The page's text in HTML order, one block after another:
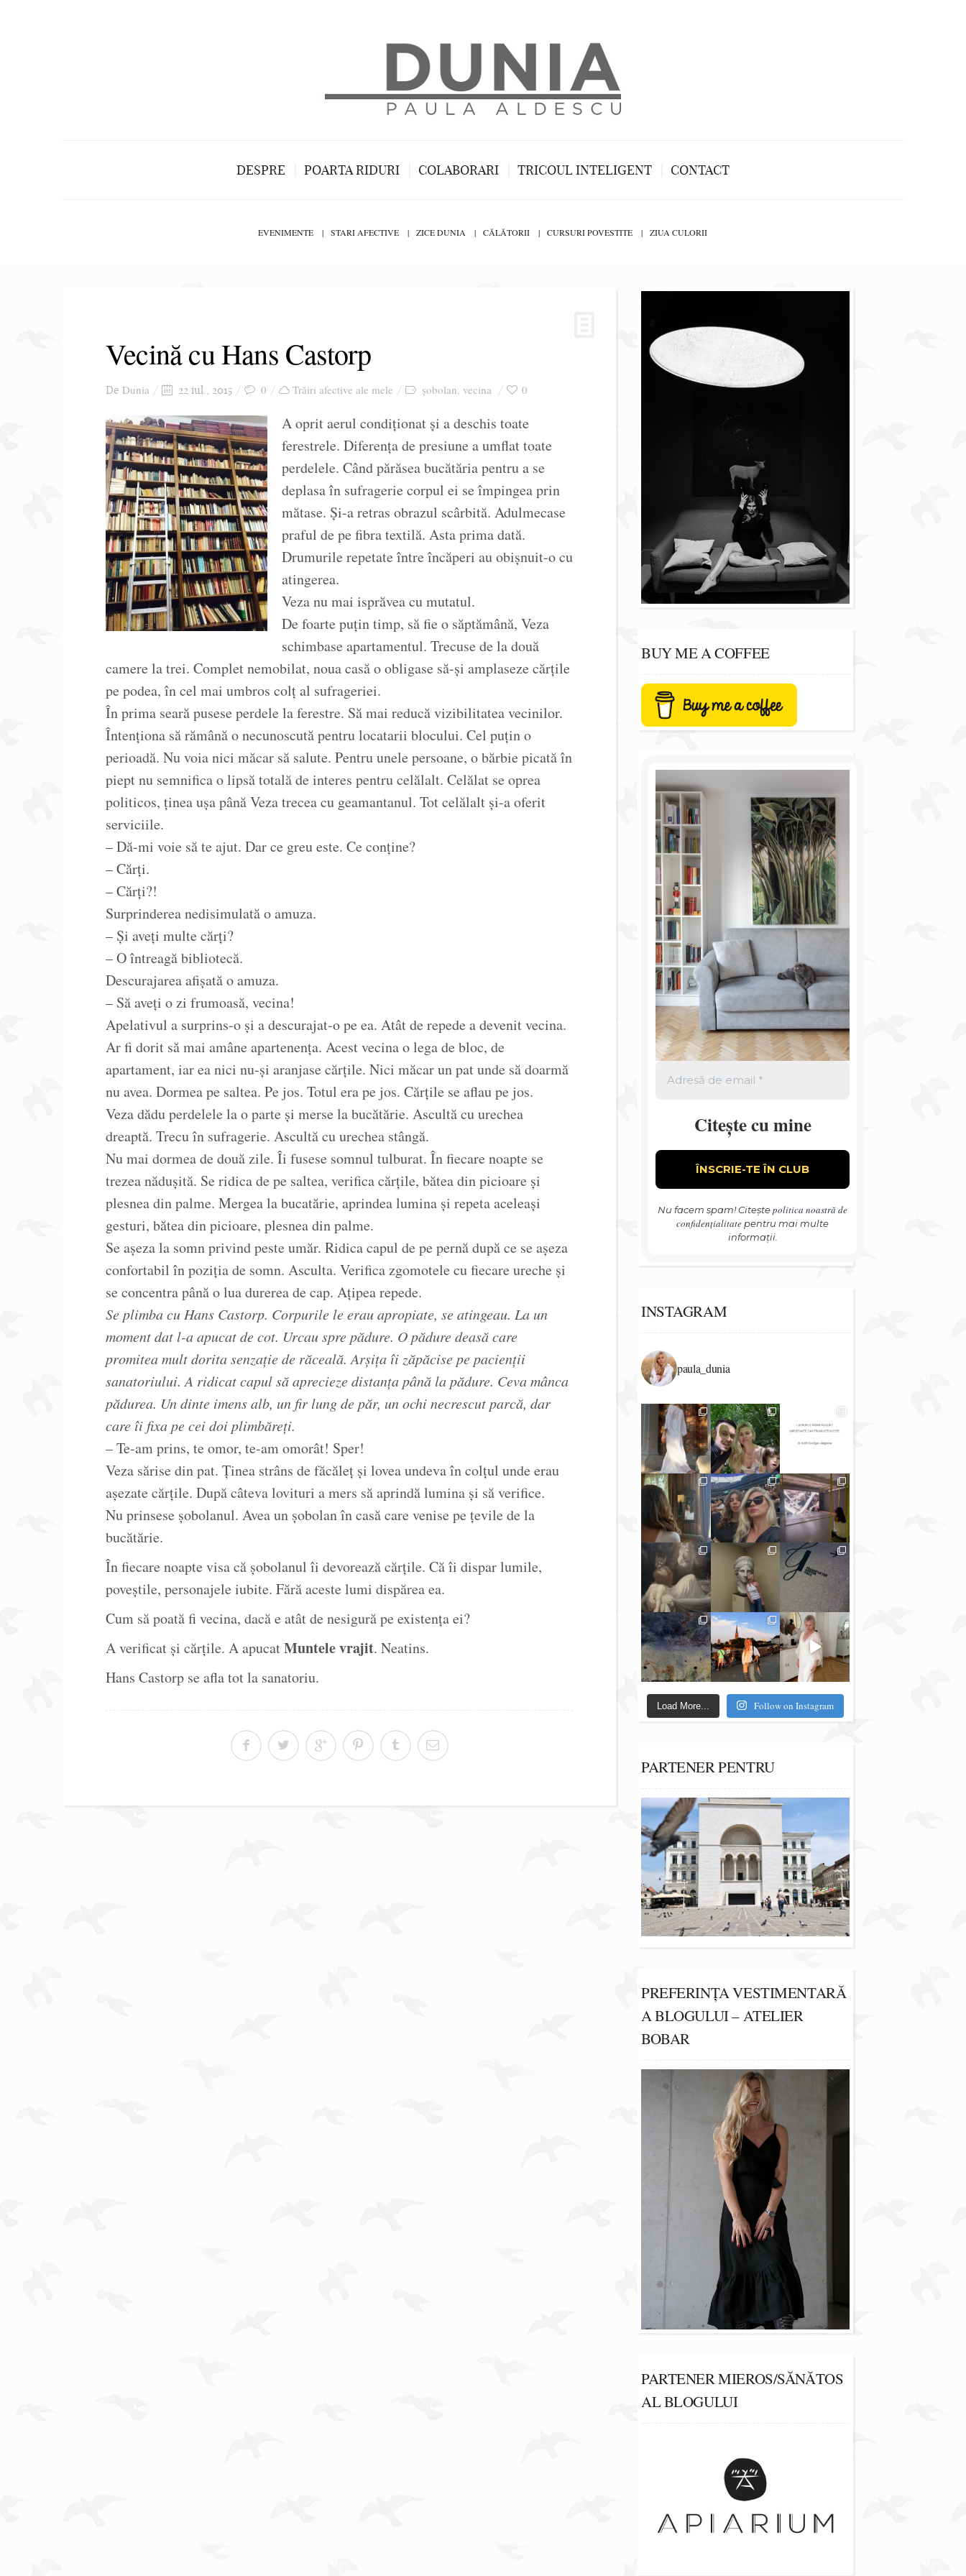
DESPRE POARTA RIDURI COLABORARI TRICOUL INTELIGENT CONTACT
EVENIMENTE STARI AFECTIVE ZICE DUNIA CĂLĂTORII CURSURI POVESTITE ZIUA CULORII
Vecină cu Hans Castorp
De Dunia 22 iul., 2015 0 Trăiri afective ale mele șobolan, vecina 0
A oprit aerul condiționat și a deschis toate
ferestrele. Diferența de presiune a umflat toate
perdelele. Când părăsea bucătăria pentru a se
deplasa în sufragerie corpul ei se împingea prin
mătase. Și-a retras obrazul scârbită. Adulmecase
praful de pe fibra textilă. Asta prima dată.
Drumurile repetate între încăperi au obișnuit-o cu
atingerea.
Veza nu mai isprăvea cu mutatul.
De foarte puțin timp, să fie o săptămână, Veza
schimbase apartamentul. Trecuse de la două
camere la trei. Complet nemobilat, noua casă o obligase să-și amplaseze cărțile
pe podea, în cel mai umbros colț al sufrageriei.
În prima seară pusese perdele la ferestre. Să mai reducă vizibilitatea vecinilor.
Întenționa să rămână o necunoscută pentru locatarii blocului. Cel puțin o
perioadă. Nu voia nici măcar să salute. Pentru unele persoane, o bărbie picată în
piept nu semnifica o lipsă totală de interes pentru celălalt. Celălat se oprea
politicos, ținea ușa până Veza trecea cu geamantanul. Tot celălalt și-a oferit
serviciile.
– Dă-mi voie să te ajut. Dar ce greu este. Ce conține?
– Cărți.
– Cărți?!
Surprinderea nedisimulată o amuza.
– Și aveți multe cărți?
– O întreagă bibliotecă.
Descurajarea afișată o amuza.
– Să aveți o zi frumoasă, vecina!
Apelativul a surprins-o și a descurajat-o pe ea. Atât de repede a devenit vecina.
Ar fi dorit să mai amâne apartenența. Acest vecina o lega de bloc, de
apartament, iar ea nici nu-și aranjase cărțile. Nici măcar un pat unde să doarmă
nu avea. Dormea pe saltea. Pe jos. Totul era pe jos. Cărțile se aflau pe jos.
Veza dădu perdelele la o parte și merse la bucătărie. Ascultă cu urechea
dreaptă. Trecu în sufragerie. Ascultă cu urechea stângă.
Nu mai dormea de două zile. Îi fusese somnul tulburat. În fiecare noapte se
trezea nădușită. Se ridica de pe saltea, verifica cărțile, bătea din picioare și
plesnea din palme. Mergea la bucatărie, aprindea lumina și repeta aceleași
gesturi, bătea din picioare, plesnea din palme.
Se așeza la somn privind peste umăr. Ridica capul de pe pernă după ce se așeza
confortabil în poziția de somn. Asculta. Verifica zgomotele cu fiecare ureche și
se concentra până o lua durerea de cap. Ațipea repede.
Se plimba cu Hans Castorp. Corpurile le erau apropiate, se atingeau. La un
moment dat l-a apucat de cot. Urcau spre pădure. O pădure deasă care
promitea mult dorita senzație de răceală. Arșița îi zăpăcise pe pacienții
sanatoriului. A ridicat capul să aprecieze distanța până la pădure. Ceva mânca
pădurea. Un dinte imens alb, un fir lung de păr, un ochi necrescut parcă, dar
care îi fixa pe cei doi plimbăreți.
– Te-am prins, te omor, te-am omorât! Sper!
Veza sărise din pat. Ținea strâns de făcăleț și lovea undeva în colțul unde erau
așezate cărțile. După câteva lovituri a mers să aprindă lumina și să verifice.
Nu prinsese șobolanul. Avea un șobolan în casă care venise pe țevile de la
bucătărie.
În fiecare noapte visa că șobolanul îi devorează cărțile. Că îi dispar lumile,
poveștile, personajele iubite. Fără aceste lumi dispărea ea.
Cum să poată fi vecina, dacă e atât de nesigură pe existența ei?
A verificat și cărțile. A apucatMuntele vrajit. Neatins.
Hans Castorp se afla tot la sanatoriu.
BUY ME A COFFEE
Citește cu mine
Nu facem spam! Citeștepolitica noastră de
confidențialitate pentru mai multe
informații.
INSTAGRAM
paula_dunia
Load More... Follow on Instagram
PARTENER PENTRU
PREFERINȚA VESTIMENTARĂ
A BLOGULUI – ATELIER
BOBAR
PARTENER MIEROS/SĂNĂTOS
AL BLOGULUI